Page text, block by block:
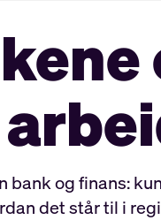
og finans:
det står til i